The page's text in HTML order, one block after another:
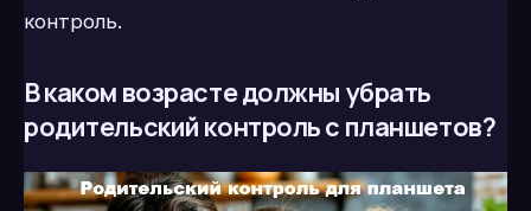
контроль.
В каком возрасте должны убрать
родительский контроль с планшетов?